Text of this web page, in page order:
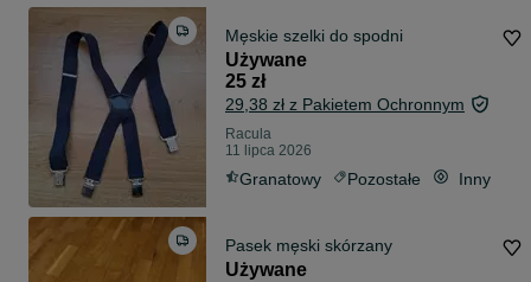
Męskie szelki do spodni
Używane
25 zł
29,38 zł z Pakietem Ochronnym
Racula
11 lipca 2026
Granatowy Pozostałe Inny
Pasek męski skórzany
Używane